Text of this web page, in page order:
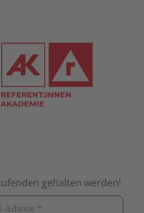
gehalten werden!